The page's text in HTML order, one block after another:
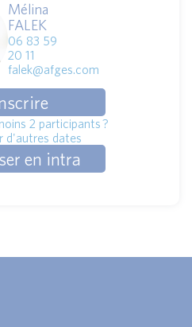
Mélina
FALEK
06 83 59
20 11
falek@afges.com
2 participants ?
d'autres dates
en intra